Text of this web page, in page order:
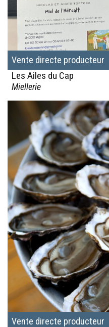
Vente directe producteur
Les Ailes du Cap
Miellerie
Vente directe producteur